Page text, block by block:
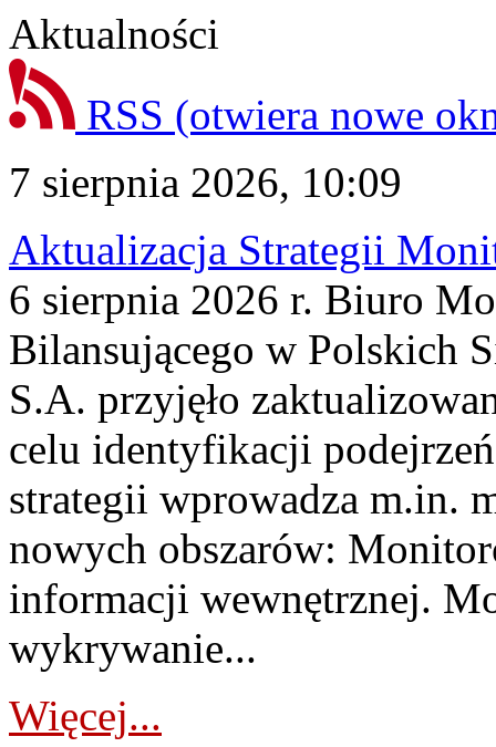
Aktualności
RSS (otwiera nowe
7 sierpnia 2026, 10:09
Aktualizacja Strategii
6 sierpnia 2026 r. Biuro
Bilansującego w Polskich
S.A. przyjęło
celu identyfikacji
strategii wprowadza m.in.
nowych obszarów:
informacji wewnętrznej.
wykrywanie...
Więcej...